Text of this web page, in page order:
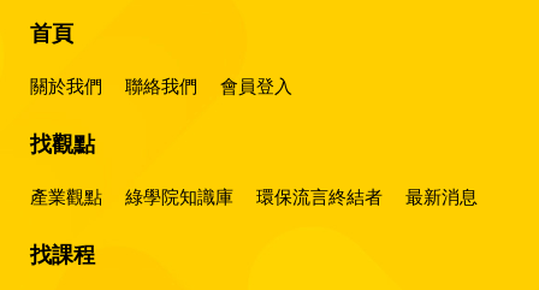
首頁
關於我們 聯絡我們 會員登入
找觀點
產業觀點 綠學院知識庫 環保流言終結者 最新消息
找課程